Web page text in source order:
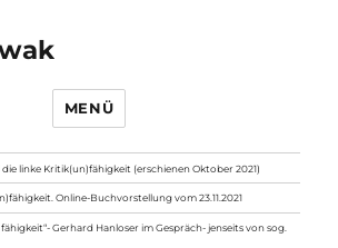
MENÜ
linke Kritik(un)fähigkeit (erschienen Oktober 2021)
Online-Buchvorstellung vom 23.11.2021
Gerhard Hanloser im Gespräch- jenseits von sog.